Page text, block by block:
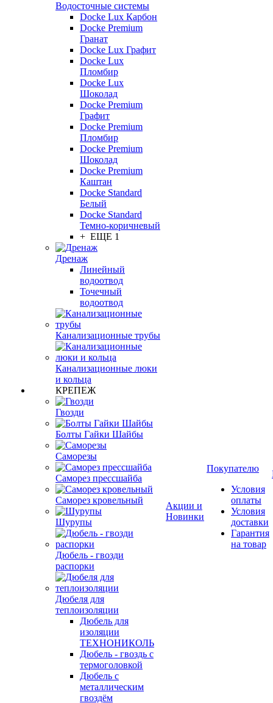
Водосточные системы
Docke Lux Карбон
Docke Premium
Гранат
Docke Lux Графит
Docke Lux
Пломбир
Docke Lux
Шоколад
Docke Premium
Графит
Docke Premium
Пломбир
Docke Premium
Шоколад
Docke Premium
Каштан
Docke Standard
Белый
Docke Standard
Темно-коричневый
+ ЕЩЕ 1
Дренаж
Линейный
водоотвод
Точечный
водоотвод
Канализационные трубы
Канализационные люки
и кольца
КРЕПЕЖ
Гвозди
Болты Гайки Шайбы
Саморезы
Саморез прессшайба
Саморез кровельный
Шурупы
Дюбель - гвозди
распорки
Дюбеля для
теплоизоляции
Дюбель для
изоляции
ТЕХНОНИКОЛЬ
Дюбель - гвоздь с
термоголовкой
Дюбель с
металлическим
гвоздём
Акции и
Новинки
Покупателю
Условия
оплаты
Условия
доставки
Гарантия
на товар